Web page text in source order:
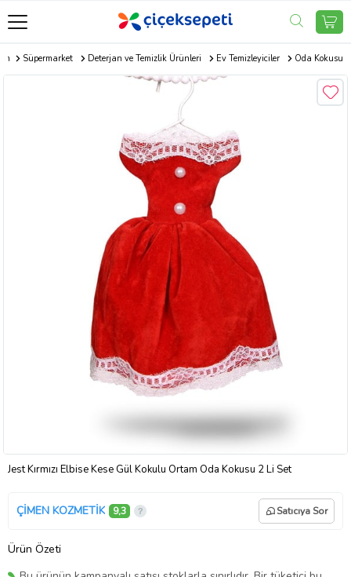
Süpermarket Deterjan ve Temizlik Ürünleri Ev Temizleyiciler Oda Kokusu
Jest Kırmızı Elbise Kese Gül Kokulu Ortam Oda Kokusu 2 Li Set
ÇİMEN KOZMETİK 9,3 Satıcıya Sor
Ürün Özeti